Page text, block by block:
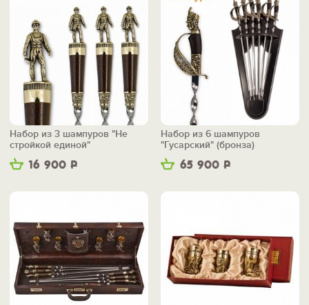
16 900 Р
Набор из 3 шампуров "Не
стройкой единой"
65 900 Р
Набор из 6 шампуров
"Гусарский" (бронза)